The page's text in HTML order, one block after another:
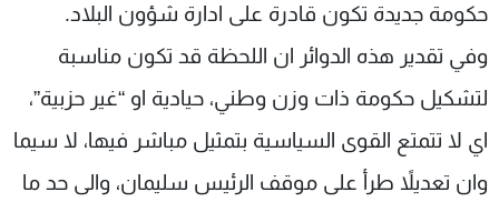
حكومة جديدة تكون قادرة على ادارة شؤون البلاد.
وفي تقدير هذه الدوائر ان اللحظة قد تكون مناسبة
لتشكيل حكومة ذات وزن وطني، حيادية او “غير حزبية”،
اي لا تتمتع القوى السياسية بتمثيل مباشر فيها، لا سيما
وان تعديلاً طرأ على موقف الرئيس سليمان، والى حد ما